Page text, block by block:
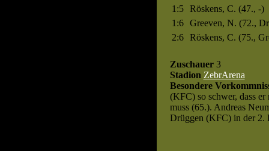
1:5
Röskens, C. (47., -)
1:6
Greeven, N. (72.,
2:6
Röskens, C. (75.,
Zuschauer3
Stadion ZebrArena
Besondere
(KFC) so schwer, dass
muss (65.). Andreas
Drüggen (KFC) in der 2.